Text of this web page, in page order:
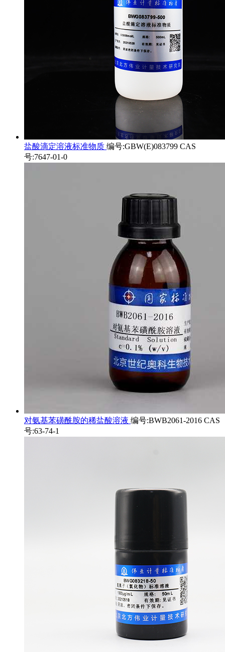
盐酸滴定溶液标准物质 编号:GBW(E)083799 CAS
号:7647-01-0
对氨基苯磺酰胺的稀盐酸溶液 编号:BWB2061-2016 CAS
号:63-74-1